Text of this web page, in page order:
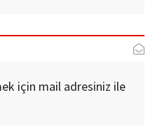
için mail adresiniz ile